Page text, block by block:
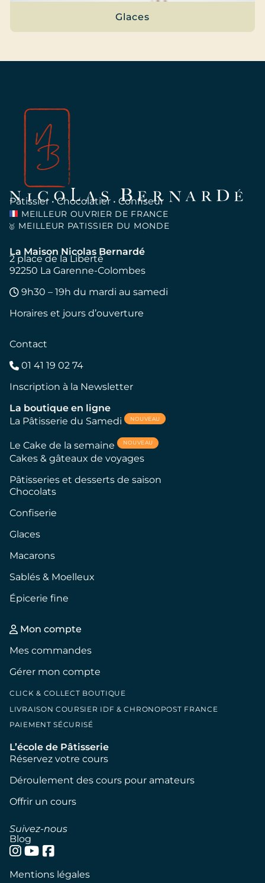
Glaces
Pâtissier • Chocolatier • Confiseur
MEILLEUR OUVRIER DE FRANCE
🥇 MEILLEUR PATISSIER DU MONDE
La Maison Nicolas Bernardé
2 place de la Liberté
92250 La Garenne-Colombes
9h30 – 19h du mardi au samedi
Horaires et jours d’ouverture
Contact
01 41 19 02 74
Inscription à la Newsletter
La boutique en ligne
La Pâtisserie du Samedi
NOUVEAU
Le Cake de la semaine NOUVEAU
Cakes & gâteaux de voyages
Pâtisseries et desserts de saison
Chocolats
Confiserie
Glaces
Macarons
Sablés & Moelleux
Épicerie fine
Mon compte
Mes commandes
Gérer mon compte
CLICK & COLLECT BOUTIQUE
LIVRAISON COURSIER IDF & CHRONOPOST FRANCE
PAIEMENT SÉCURISÉ
L’école de Pâtisserie
Réservez votre cours
Déroulement des cours pour amateurs
Offrir un cours
Suivez-nous
Blog
Mentions légales